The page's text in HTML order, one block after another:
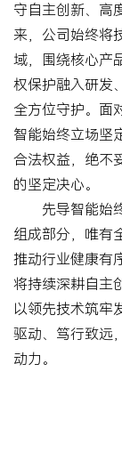
守自主创新、高
来，公司始终将
域，围绕核心产
权保护融入研发
全方位守护。面
智能始终立场坚
合法权益，绝不
的坚定决心。
先导智能始
组成部分，唯有
推动行业健康有
将持续深耕自主
以领先技术筑牢
驱动、笃行致远
动力。